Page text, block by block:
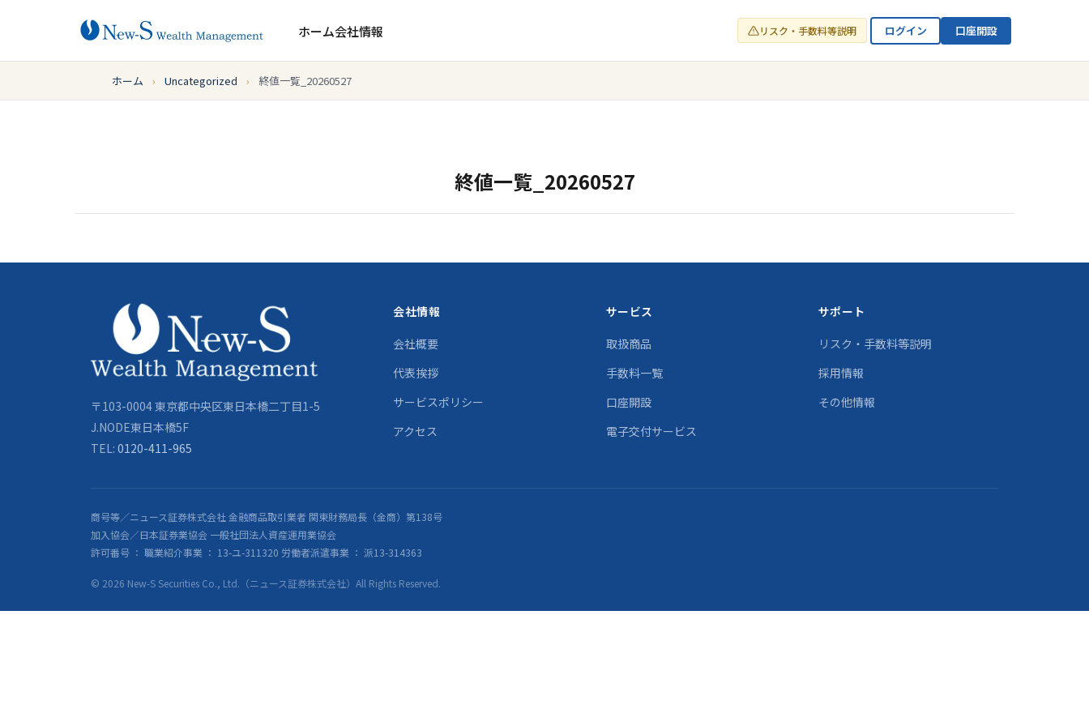
ホーム会社情報 リスク・手数料等説明 ログイン 口座開設
ホーム › Uncategorized › 終値一覧_20260527
終値一覧_20260527
〒103-0004 東京都中央区東日本橋二丁目1-5
J.NODE東日本橋5F
TEL: 0120-411-965
会社情報
会社概要
代表挨拶
サービスポリシー
アクセス
サービス
取扱商品
手数料一覧
口座開設
電子交付サービス
サポート
リスク・手数料等説明
採用情報
その他情報
商号等／ニュース証券株式会社 金融商品取引業者 関東財務局長（金商）第138号
加入協会／日本証券業協会 一般社団法人資産運用業協会
許可番号 ： 職業紹介事業 ： 13-ユ-311320 労働者派遣事業 ： 派13-314363
© 2026 New-S Securities Co., Ltd.（ニュース証券株式会社）All Rights Reserved.